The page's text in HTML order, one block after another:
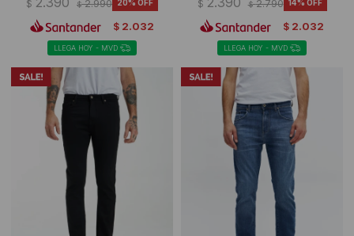
$ $ 2.990 20
$ 2.032
LLEGA HOY - MVD
$ $ 2.790 14
$ 2.032
LLEGA HOY - MVD